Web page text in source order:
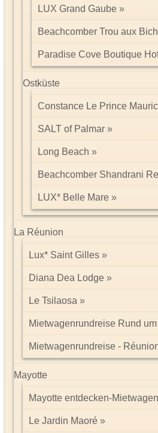
LUX Grand Gaube
Beachcomber Trou aux
Paradise Cove Boutique
Ostküste
Constance Le Prince
SALT of Palmar
Long Beach
Beachcomber Shandrani
LUX* Belle Mare
La Réunion
Lux* Saint Gilles
Diana Dea Lodge
Le Tsilaosa
Mietwagenrundreise Rund
Mietwagenrundreise -
Mayotte
Mayotte entdecken-
Le Jardin Maoré